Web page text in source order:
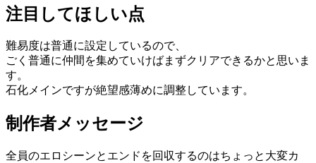
注目してほしい点
難易度は普通に設定しているので、
ごく普通に仲間を集めていけばまずクリアできるかと思いま
す。
石化メインですが絶望感薄めに調整しています。
制作者メッセージ
全員のエロシーンとエンドを回収するのはちょっと大変カ